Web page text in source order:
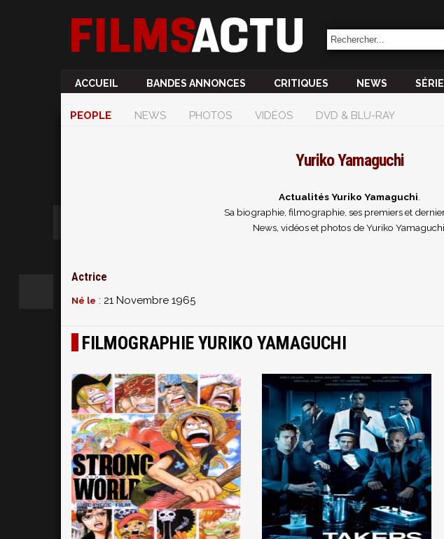
ACCUEIL BANDES ANNONCES CRITIQUES NEWS
PEOPLE NEWS PHOTOS VIDÉOS DVD & BLU-RAY
Yuriko Yamaguchi
Actualités Yuriko Yamaguchi
Sa biographie, filmographie, ses premiers et
News, vidéos et photos de Yuriko Yamaguchi.
Actrice
Né le : 21 Novembre 1965
FILMOGRAPHIE YURIKO YAMAGUCHI